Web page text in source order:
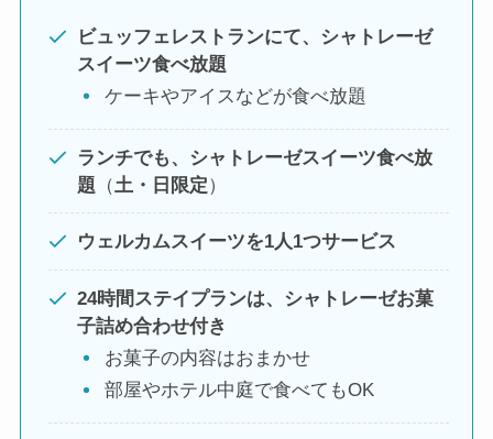
ビュッフェレストランにて、シャトレーゼ
スイーツ食べ放題
ケーキやアイスなどが食べ放題
ランチでも、シャトレーゼスイーツ食べ放
題 （土・日限定）
ウェルカムスイーツを1人1つサービス
24時間ステイプランは、シャトレーゼお菓
子詰め合わせ付き
お菓子の内容はおまかせ
部屋やホテル中庭で食べてもOK